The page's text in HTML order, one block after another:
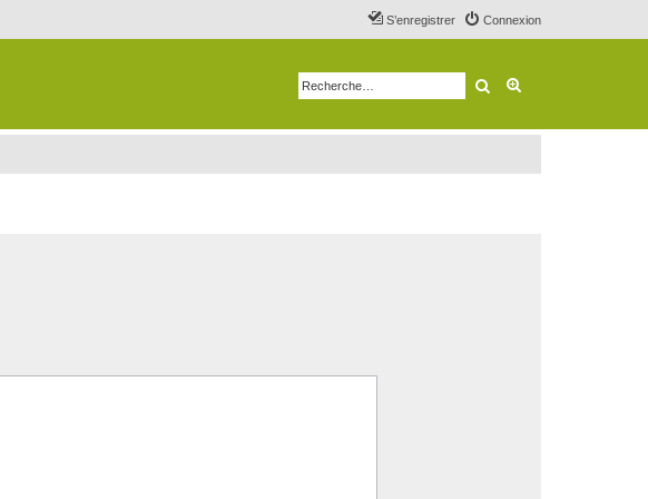
Connexion
S’enregistrer
Rechercher